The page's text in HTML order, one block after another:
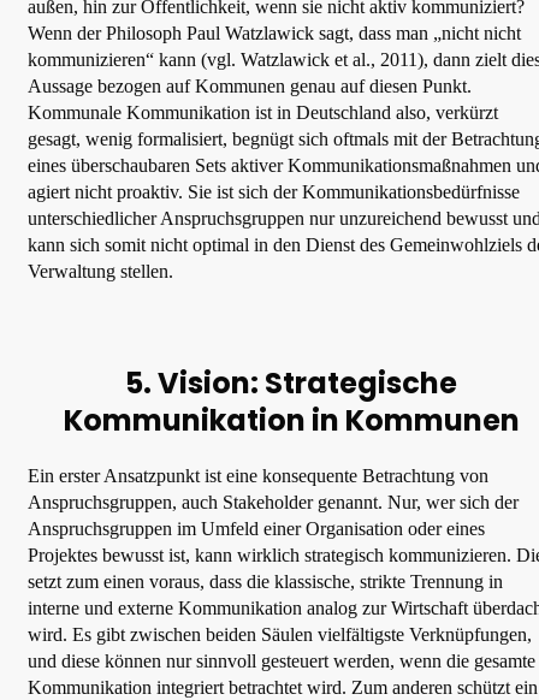
außen, hin zur Öffentlichkeit, wenn sie nicht aktiv kommuniziert?
Wenn der Philosoph Paul Watzlawick sagt, dass man „nicht nicht
kommunizieren“ kann (vgl. Watzlawick et al., 2011), dann zielt
Aussage bezogen auf Kommunen genau auf diesen Punkt.
Kommunale Kommunikation ist in Deutschland also, verkürzt
gesagt, wenig formalisiert, begnügt sich oftmals mit der
eines überschaubaren Sets aktiver Kommunikationsmaßnahmen
agiert nicht proaktiv. Sie ist sich der Kommunikationsbedürfnisse
unterschiedlicher Anspruchsgruppen nur unzureichend bewusst
kann sich somit nicht optimal in den Dienst des Gemeinwohlziels
Verwaltung stellen.
5.Vision: Strategische
Kommunikation in Kommunen
Ein erster Ansatzpunkt ist eine konsequente Betrachtung von
Anspruchsgruppen, auch Stakeholder genannt. Nur, wer sich der
Anspruchsgruppen im Umfeld einer Organisation oder eines
Projektes bewusst ist, kann wirklich strategisch kommunizieren.
setzt zum einen voraus, dass die klassische, strikte Trennung in
interne und externe Kommunikation analog zur Wirtschaft
wird. Es gibt zwischen beiden Säulen vielfältigste Verknüpfungen,
und diese können nur sinnvoll gesteuert werden, wenn die gesamte
Kommunikation integriert betrachtet wird. Zum anderen schützt ein